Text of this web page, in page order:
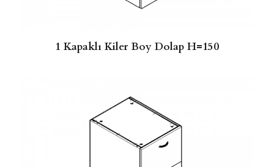
1 Kapaklı Kiler Boy Dolap H=150